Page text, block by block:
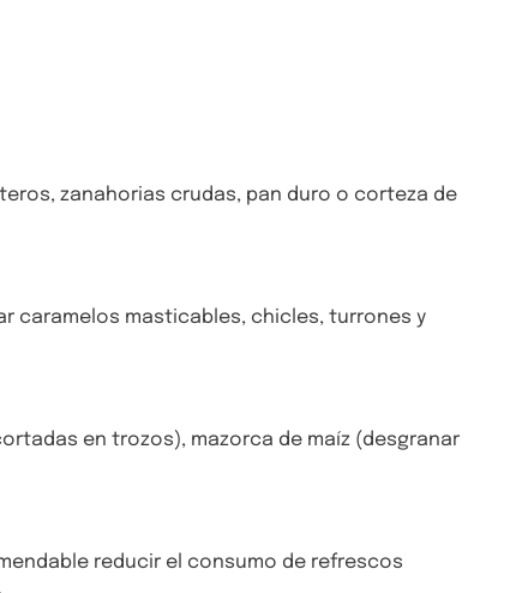
zanahorias crudas, pan duro o corteza de
caramelos masticables, chicles, turrones y
en trozos), mazorca de maíz (desgranar
reducir el consumo de refrescos